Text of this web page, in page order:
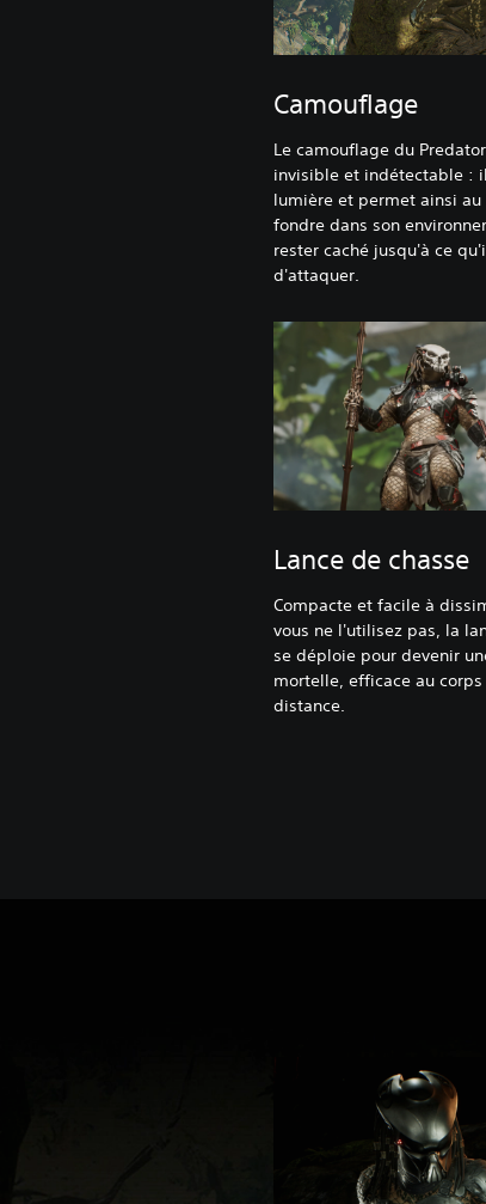
Camouflage
Le camouflage du
invisible et indétectable :
lumière et permet ainsi au
fondre dans son
rester caché jusqu'à ce
d'attaquer.
Lance de chasse
Compacte et facile à
vous ne l'utilisez pas, la
se déploie pour devenir
mortelle, efficace au
distance.‎